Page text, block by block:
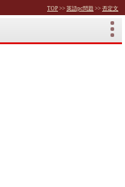
TOP >> 英語pc問題 >> 否定文